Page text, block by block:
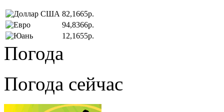
82,1665р.
94,8366р.
12,1655р.
Погода
Погода сейчас